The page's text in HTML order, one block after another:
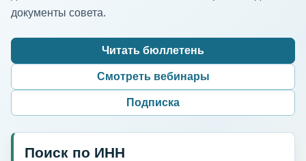
документы совета.
Читать бюллетень
Смотреть вебинары
Подписка
Поиск по ИНН